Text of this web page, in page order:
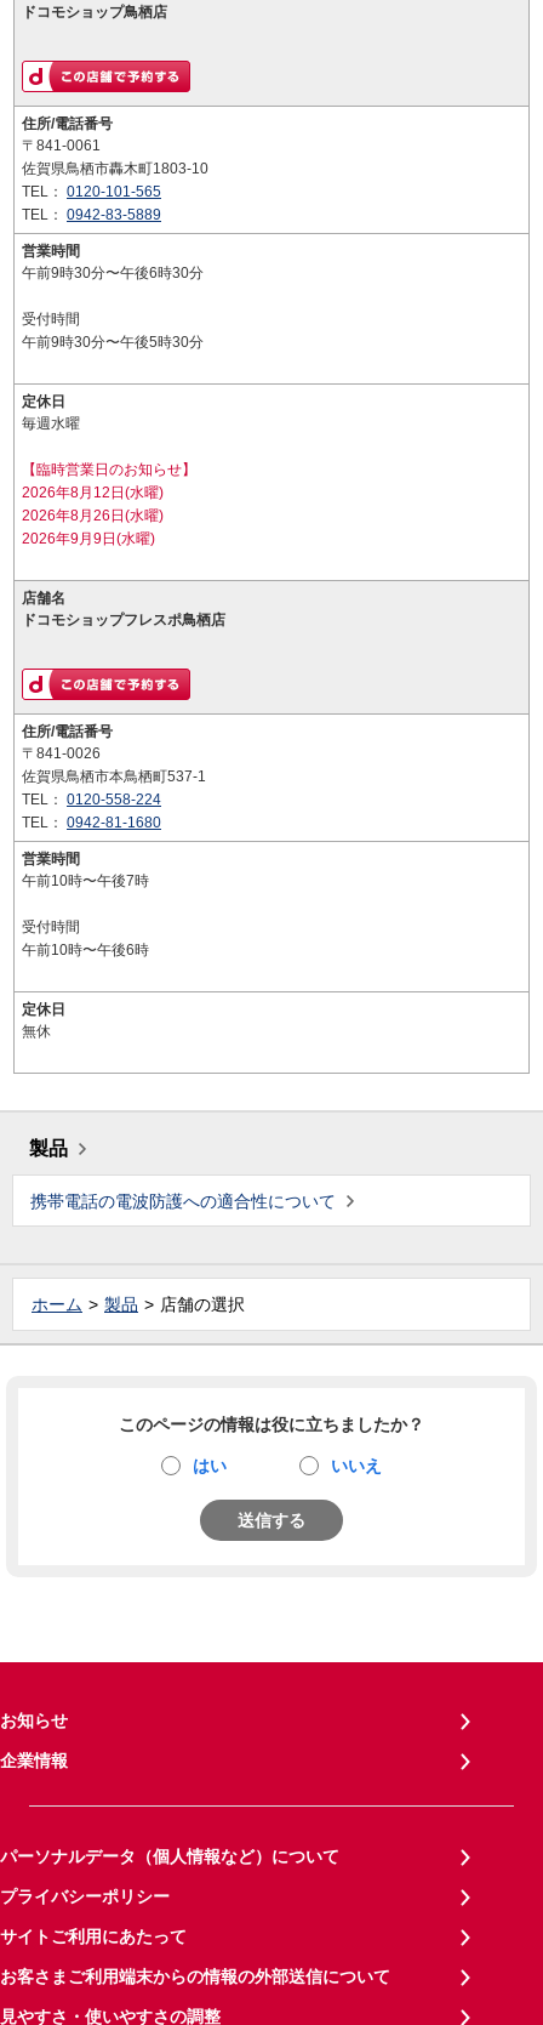
ドコモショップ鳥栖店
住所/電話番号
〒841-0061
佐賀県鳥栖市轟木町1803-10
TEL： 0120-101-565
TEL： 0942-83-5889
営業時間
午前9時30分〜午後6時30分
受付時間
午前9時30分〜午後5時30分
定休日
毎週水曜
【臨時営業日のお知らせ】
2026年8月12日(水曜)
2026年8月26日(水曜)
2026年9月9日(水曜)
店舗名
ドコモショップフレスポ鳥栖店
住所/電話番号
〒841-0026
佐賀県鳥栖市本鳥栖町537-1
TEL： 0120-558-224
TEL： 0942-81-1680
営業時間
午前10時〜午後7時
受付時間
午前10時〜午後6時
定休日
無休
製品
携帯電話の電波防護への適合性について
ホーム 製品 店舗の選択
このページの情報は役に立ちましたか？
はい いいえ
送信する
お知らせ
企業情報
パーソナルデータ（個人情報など）について
プライバシーポリシー
サイトご利用にあたって
お客さまご利用端末からの情報の外部送信について
見やすさ・使いやすさの調整